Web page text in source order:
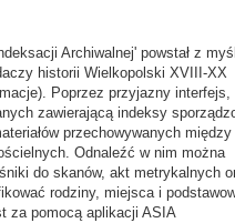
Archiwalnej' powstał z
historii Wielkopolski XVIII-XX
Poprzez przyjazny interfejs,
zawierającą indeksy
przechowywanych między
Odnaleźć w nim można
do skanów, akt metrykalnych
rodziny, miejsca i
za pomocą aplikacji ASIA